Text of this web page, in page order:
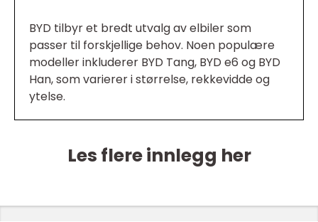
BYD tilbyr et bredt utvalg av elbiler som
passer til forskjellige behov. Noen populære
modeller inkluderer BYD Tang, BYD e6 og BYD
Han, som varierer i størrelse, rekkevidde og
ytelse.
Les flere innlegg her